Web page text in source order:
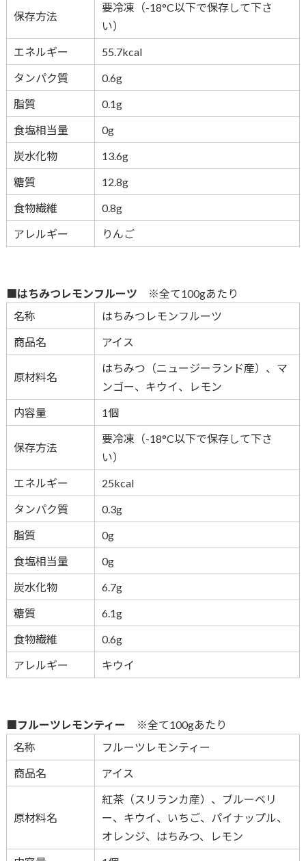
保存方法
要冷凍（-18°C以下で保存して下さ
い）
エネルギー
55.7kcal
タンパク質
0.6g
脂質
0.1g
食塩相当量
0g
炭水化物
13.6g
糖質
12.8g
食物繊維
0.8g
アレルギー
りんご
■はちみつレモンフルーツ ※全て100gあたり
名称
はちみつレモンフルーツ
商品名
アイス
原材料名
はちみつ（ニュージーランド産）、マ
ンゴー、キウイ、レモン
内容量
1個
保存方法
要冷凍（-18°C以下で保存して下さ
い）
エネルギー
25kcal
タンパク質
0.3g
脂質
0g
食塩相当量
0g
炭水化物
6.7g
糖質
6.1g
食物繊維
0.6g
アレルギー
キウイ
■フルーツレモンティー
※全て100gあたり
名称
フルーツレモンティー
商品名
アイス
原材料名
紅茶（スリランカ産）、ブルーベリ
ー、キウイ、いちご、パイナップル、
オレンジ、はちみつ、レモン